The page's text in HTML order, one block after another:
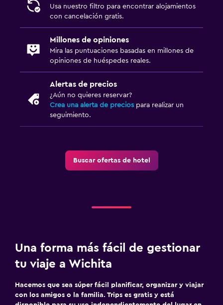
Usa nuestro filtro para encontrar alojamientos
con cancelación gratis.
Millones de opiniones
Mira las puntuaciones basadas en millones de
opiniones de huéspedes reales.
Alertas de precios
¿Aún no quieres reservar?
Crea una alerta de precios para realizar un
seguimiento.
Buscar ofertas de hotel
Una forma más fácil de gestionar
tu viaje a Wichita
Hacemos que sea súper fácil planificar, organizar y viajar
con los amigos o la familia. Trips es gratis y está